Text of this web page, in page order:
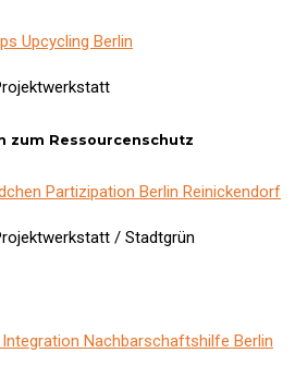
zum Ressourcenschutz
/ Stadtgrün